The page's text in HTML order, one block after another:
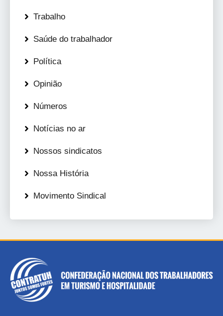
Trabalho
Saúde do trabalhador
Política
Opinião
Números
Notícias no ar
Nossos sindicatos
Nossa História
Movimento Sindical